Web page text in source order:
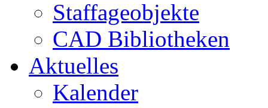
Staffageobjekte
CAD Bibliotheken
Aktuelles
Kalender